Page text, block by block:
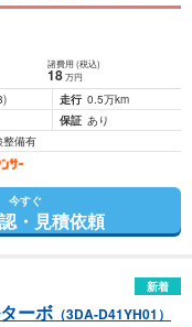
諸費用 (税込)
18 万円
走行 0.5万km
保証 あり
整備有
今すぐ
・見積依頼
新着
ーボ （3DA-D41YH01）